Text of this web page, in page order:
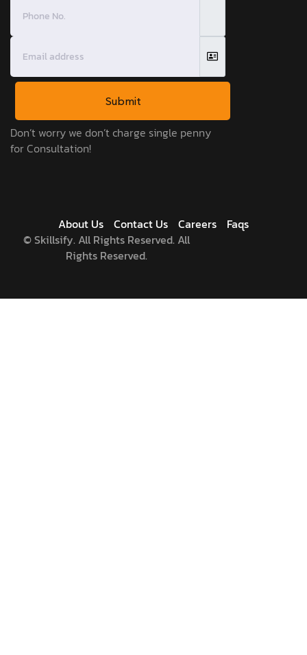
Submit
Don’t worry we don’t charge single penny
for Consultation!
©Skillsify. All Rights Reserved. All
Rights Reserved.
About Us Contact Us Careers Faqs